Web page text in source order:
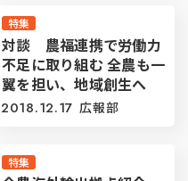
特集
対談 農福連携で労働力
不足に取り組む 全農も一
翼を担い、地域創生へ
2018.12.17 広報部
特集